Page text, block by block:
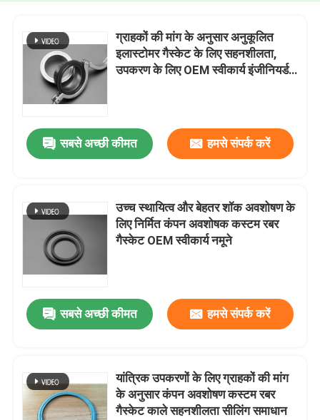
ग्राहकों की मांग के अनुसार अनुकूलित
इलास्टोमर गैस्केट के लिए सहनशीलता,
उपकरण के लिए OEM स्वीकार्य इंजीनियर्ड
सबसे अच्छी कीमत हमसे संपर्क करें
उच्च स्थायित्व और बेहतर शॉक अवशोषण के
लिए निर्मित कंपन अवशोषक कस्टम रबर
गैस्केट OEM स्वीकार्य नमूने
सबसे अच्छी कीमत हमसे संपर्क करें
यांत्रिक उपकरणों के लिए ग्राहकों की मांग
के अनुसार कंपन अवशोषण कस्टम रबर
गैस्केट काले सहनशीलता सीलिंग समाधान